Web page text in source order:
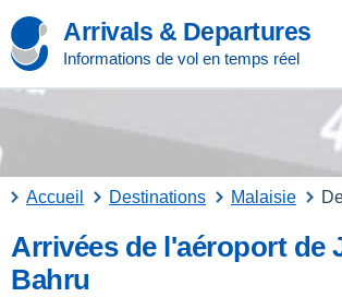
Arrivals & Departures
Informations de vol en temps réel
Accueil Destinations Malaisie
Arrivées de l'aéroport de
Bahru